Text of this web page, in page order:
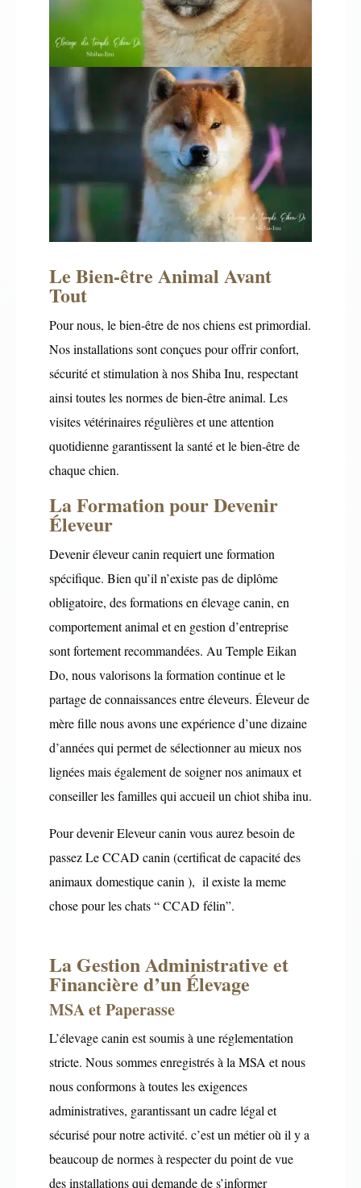
Le Bien-être Animal Avant
Tout
Pour nous, le bien-être de nos chiens est primordial.
Nos installations sont conçues pour offrir confort,
sécurité et stimulation à nos Shiba Inu, respectant
ainsi toutes les normes de bien-être animal. Les
visites vétérinaires régulières et une attention
quotidienne garantissent la santé et le bien-être de
chaque chien.
La Formation pour Devenir
Éleveur
Devenir éleveur canin requiert une formation
spécifique. Bien qu’il n’existe pas de diplôme
obligatoire, des formations en élevage canin, en
comportement animal et en gestion d’entreprise
sont fortement recommandées. Au Temple Eikan
Do, nous valorisons la formation continue et le
partage de connaissances entre éleveurs. Éleveur de
mère fille nous avons une expérience d’une dizaine
d’années qui permet de sélectionner au mieux nos
lignées mais également de soigner nos animaux et
conseiller les familles qui accueil un chiot shiba inu.
Pour devenir Eleveur canin vous aurez besoin de
passez Le CCAD canin (certificat de capacité des
animaux domestique canin ), il existe la meme
chose pour les chats “ CCAD félin”.
La Gestion Administrative et
Financière d’un Élevage
MSA et Paperasse
L’élevage canin est soumis à une réglementation
stricte. Nous sommes enregistrés à la MSA et nous
nous conformons à toutes les exigences
administratives, garantissant un cadre légal et
sécurisé pour notre activité. c’est un métier où il y a
beaucoup de normes à respecter du point de vue
des installations qui demande de s’informer